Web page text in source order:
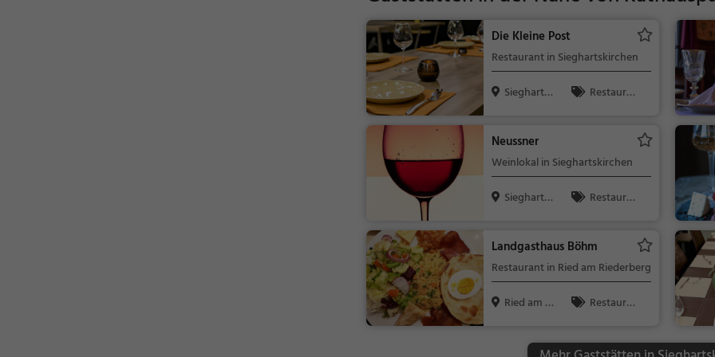
Die Kleine Post
Restaurant in Sieghartskirchen
Sieghartsk
Restaura
Neussner
Weinlokal in Sieghartskirchen
Sieghartsk
Restaura
ke
Landgasthaus Böhm
Restaurant in Ried am Riederberg
Ried am Ri
Restaura
h, Abendesse